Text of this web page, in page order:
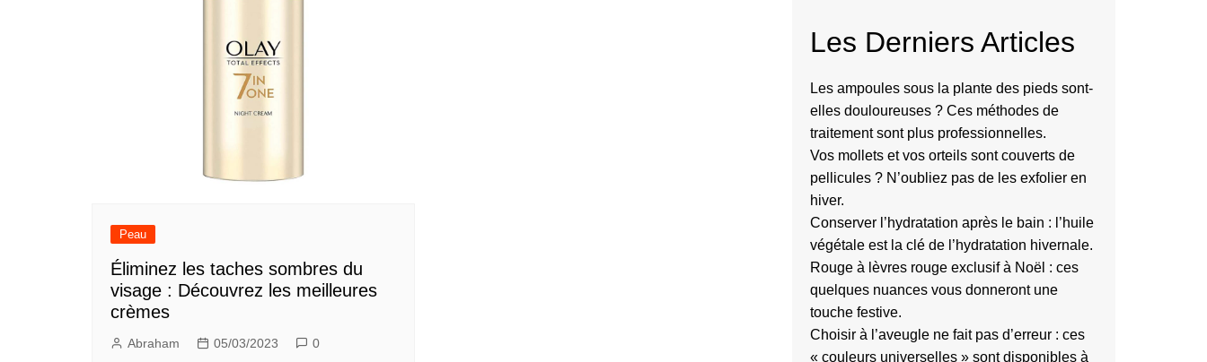
Peau
Éliminez les taches sombres du
visage : Découvrez les meilleures
crèmes
Abraham 05/03/2023 0
Les Derniers Articles
Les ampoules sous la plante des pieds sont-
elles douloureuses ? Ces méthodes de
traitement sont plus professionnelles.
Vos mollets et vos orteils sont couverts de
pellicules ? N’oubliez pas de les exfolier en
hiver.
Conserver l’hydratation après le bain : l’huile
végétale est la clé de l’hydratation hivernale.
Rouge à lèvres rouge exclusif à Noël : ces
quelques nuances vous donneront une
touche festive.
Choisir à l’aveugle ne fait pas d’erreur : ces
« couleurs universelles » sont disponibles à